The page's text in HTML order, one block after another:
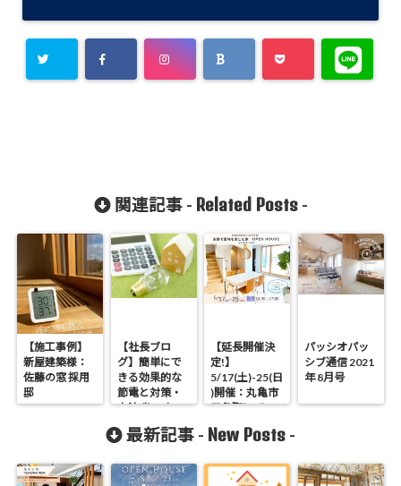
関連記事 - Related Posts-
【施工事例】
新屋建築様：
佐藤の窓 採用
邸
【社長ブロ
グ】簡単にで
きる効果的な
節電と対策・
方法 省エネの
本当の意味を
考える
【延長開催決
定!】
5/17(土)-25(日
)開催：丸亀市
三条町にて
を楽しむ家」
パッシオパッ
シブ通信 2021
年 8月号
最新記事 - New Posts -